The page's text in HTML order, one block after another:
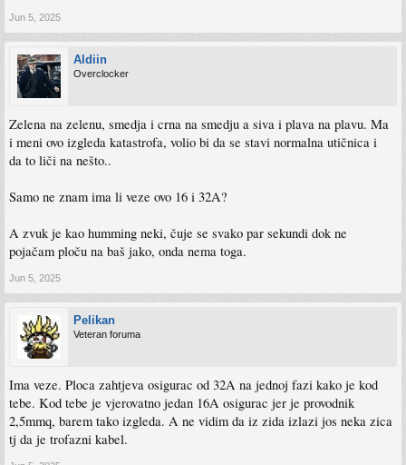
Jun 5, 2025
Aldiin
Overclocker
Zelena na zelenu, smedja i crna na smedju a siva i plava na plavu. Ma
i meni ovo izgleda katastrofa, volio bi da se stavi normalna utičnica i
da to liči na nešto..
Samo ne znam ima li veze ovo 16 i 32A?
A zvuk je kao humming neki, čuje se svako par sekundi dok ne
pojačam ploču na baš jako, onda nema toga.
Jun 5, 2025
Pelikan
Veteran foruma
Ima veze. Ploca zahtjeva osigurac od 32A na jednoj fazi kako je kod
tebe. Kod tebe je vjerovatno jedan 16A osigurac jer je provodnik
2,5mmq, barem tako izgleda. A ne vidim da iz zida izlazi jos neka zica
tj da je trofazni kabel.